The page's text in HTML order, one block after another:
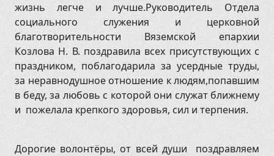
жизнь легче и лучше.Руководитель Отдела
социального служения и церковной
благотворительности Вяземской епархии
Козлова Н. В. поздравила всех присутствующих с
праздником, поблагодарила за усердные труды,
за неравнодушное отношение к людям,попавшим
в беду, за любовь с которой они служат ближнему
и пожелала крепкого здоровья, сил и терпения.
Дорогие волонтёры, от всей души поздравляем